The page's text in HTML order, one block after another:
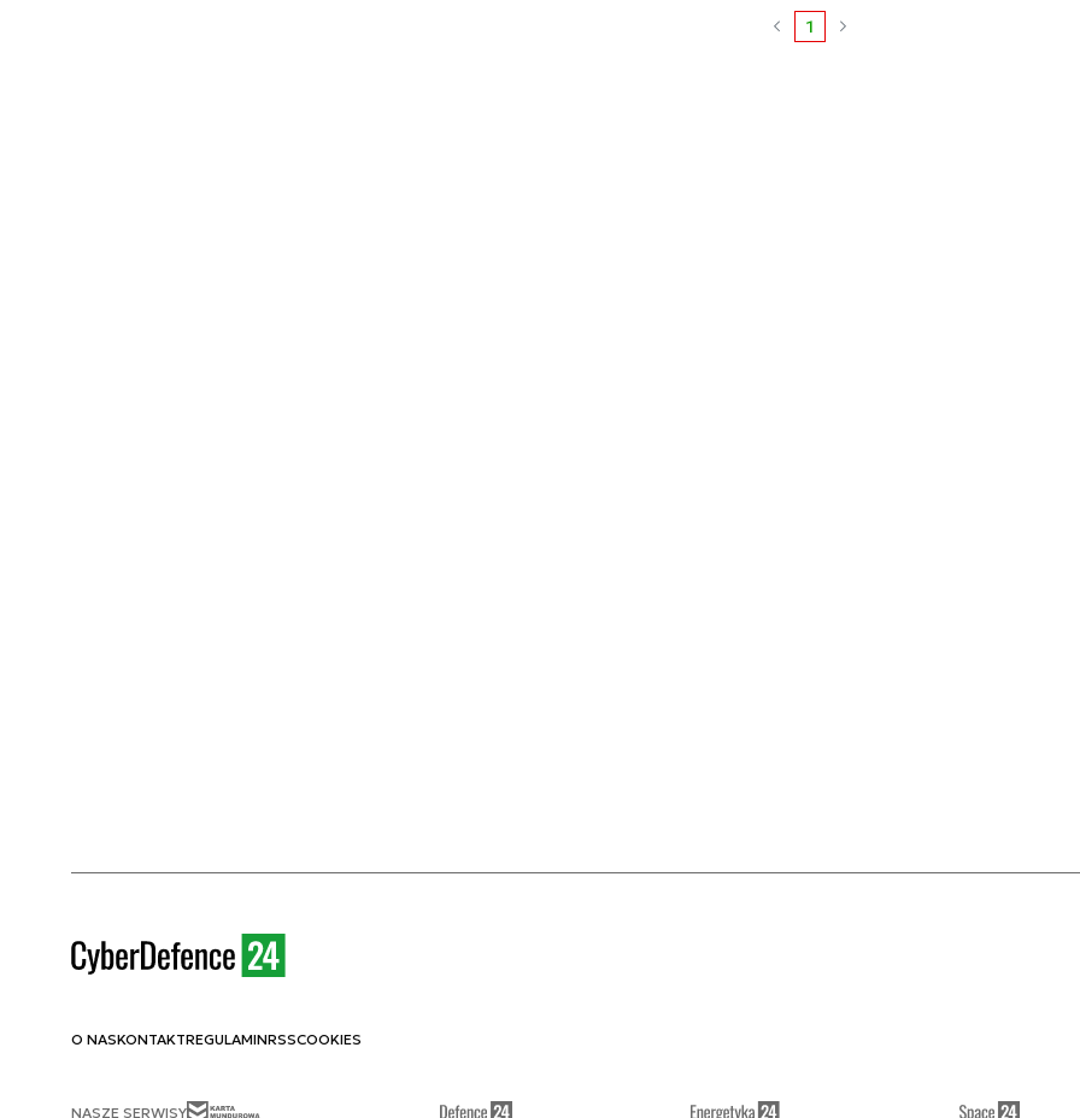
1
O NASKONTAKTREGULAMINRSSCOOKIES
NASZE SERWISY